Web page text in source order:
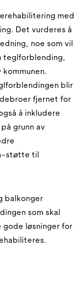
med
Det vurderes å
noe som vil
teglforblending,
blir
fjernet for
å inkludere
grunn av
støtte til
balkonger
som skal
gode løsninger for